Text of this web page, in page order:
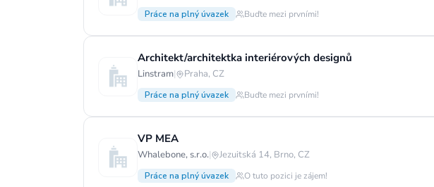
Práce na plný úvazek Buďte mezi prvními!
Architekt/architektka interiérových designů
Linstram| Praha, CZ
Práce na plný úvazek Buďte mezi prvními!
VP MEA
Whalebone, s.r.o.| Jezuitská 14, Brno, CZ
Práce na plný úvazek O tuto pozici je zájem!